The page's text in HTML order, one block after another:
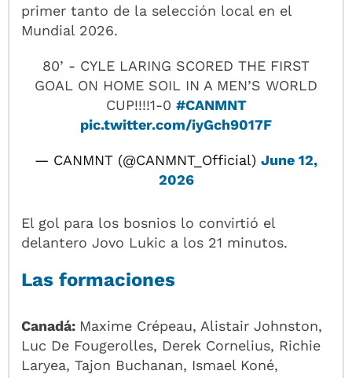
primer tanto de la selección local en el
Mundial 2026.
80’ - CYLE LARING SCORED THE FIRST
GOAL ON HOME SOIL IN A MEN’S WORLD
CUP!!!!1-0 #CANMNT
pic.twitter.com/iyGch9017F
— CANMNT (@CANMNT_Official) June 12,
2026
El gol para los bosnios lo convirtió el
delantero Jovo Lukic a los 21 minutos.
Las formaciones
Canadá: Maxime Crépeau, Alistair Johnston,
Luc De Fougerolles, Derek Cornelius, Richie
Laryea, Tajon Buchanan, Ismael Koné,